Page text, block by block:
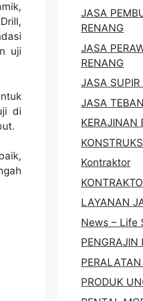
uji
di
JASA
RENANG
JASA
RENANG
JASA SUPIR
JASA
KERAJINAN
Kontraktor
LAYANAN
News – Life
PENGRAJIN
PRODUK